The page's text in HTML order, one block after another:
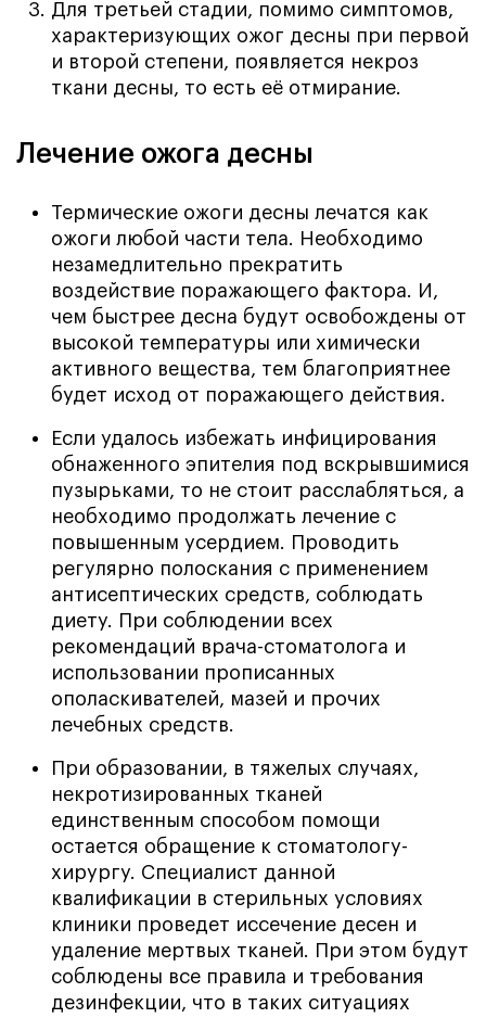
Для третьей стадии, помимо симптомов,
характеризующих ожог десны при первой
и второй степени, появляется некроз
ткани десны, то есть её отмирание.
Лечение ожога десны
Термические ожоги десны лечатся как
ожоги любой части тела. Необходимо
незамедлительно прекратить
воздействие поражающего фактора. И,
чем быстрее десна будут освобождены от
высокой температуры или химически
активного вещества, тем благоприятнее
будет исход от поражающего действия.
Если удалось избежать инфицирования
обнаженного эпителия под вскрывшимися
пузырьками, то не стоит расслабляться, а
необходимо продолжать лечение с
повышенным усердием. Проводить
регулярно полоскания с применением
антисептических средств, соблюдать
диету. При соблюдении всех
рекомендаций врача-стоматолога и
использовании прописанных
ополаскивателей, мазей и прочих
лечебных средств.
При образовании, в тяжелых случаях,
некротизированных тканей
единственным способом помощи
остается обращение к стоматологу-
хирургу. Специалист данной
квалификации в стерильных условиях
клиники проведет иссечение десен и
удаление мертвых тканей. При этом будут
соблюдены все правила и требования
дезинфекции, что в таких ситуациях